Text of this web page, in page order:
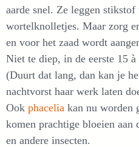
aarde snel. Ze leggen
wortelknolletjes. Maar zorg
en voor het zaad wordt
Niet te diep, in de eerste 15 à
(Duurt dat lang, dan kan je
nachtvorst haar werk laten
Ook phacelia kan nu worden
komen prachtige bloeien
en andere insecten.